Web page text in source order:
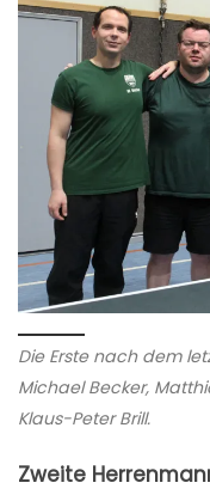
Die Erste nach dem
Michael Becker,
Klaus-Peter Brill.
Zweite